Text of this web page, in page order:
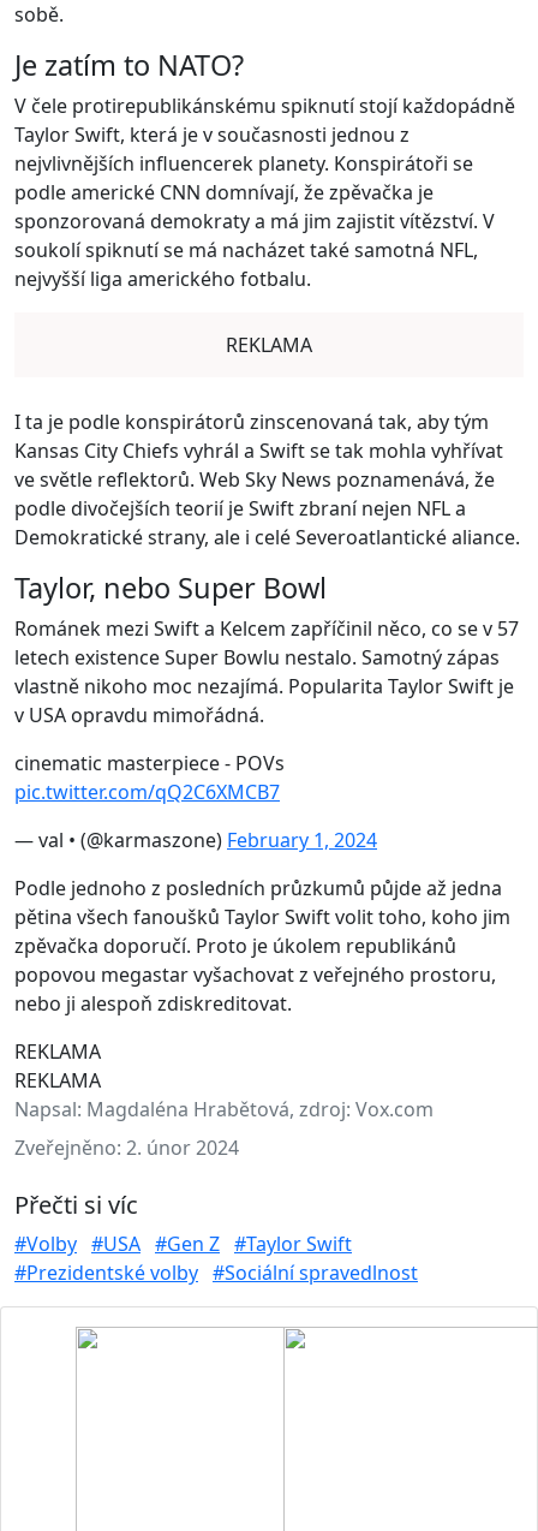
sobě.
Je zatím to NATO?
V čele protirepublikánskému spiknutí stojí každopádně
Taylor Swift, která je v současnosti jednou z
nejvlivnějších influencerek planety. Konspirátoři se
podle americké CNN domnívají, že zpěvačka je
sponzorovaná demokraty a má jim zajistit vítězství. V
soukolí spiknutí se má nacházet také samotná NFL,
nejvyšší liga amerického fotbalu.
REKLAMA
I ta je podle konspirátorů zinscenovaná tak, aby tým
Kansas City Chiefs vyhrál a Swift se tak mohla vyhřívat
ve světle reflektorů. Web Sky News poznamenává, že
podle divočejších teorií je Swift zbraní nejen NFL a
Demokratické strany, ale i celé Severoatlantické aliance.
Taylor, nebo Super Bowl
Románek mezi Swift a Kelcem zapříčinil něco, co se v 57
letech existence Super Bowlu nestalo. Samotný zápas
vlastně nikoho moc nezajímá. Popularita Taylor Swift je
v USA opravdu mimořádná.
cinematic masterpiece - POVs
pic.twitter.com/qQ2C6XMCB7
— val • (@karmaszone) February 1, 2024
Podle jednoho z posledních průzkumů půjde až jedna
pětina všech fanoušků Taylor Swift volit toho, koho jim
zpěvačka doporučí. Proto je úkolem republikánů
popovou megastar vyšachovat z veřejného prostoru,
nebo ji alespoň zdiskreditovat.
REKLAMA
REKLAMA
Napsal: Magdaléna Hrabětová, zdroj: Vox.com
Zveřejněno: 2. únor 2024
Přečti si víc
#Volby #USA #Gen Z #Taylor Swift
#Prezidentské volby #Sociální spravedlnost